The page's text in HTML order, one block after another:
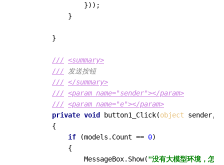
                }));
            }
        }
/// <summary>
/// 发送按钮
/// </summary>
/// <param name="sender"></param>
/// <param name="e"></param>
private void button1_Click(object sender,
        {
if (models.Count == 0)
            {
                MessageBox.Show(
"没有大模型环境，怎